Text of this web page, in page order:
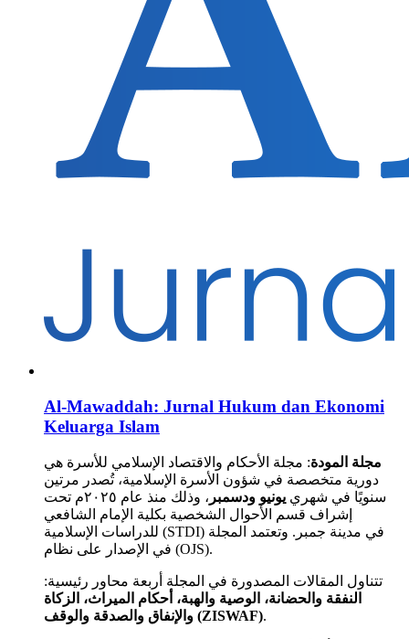
Al-Mawaddah: Jurnal Hukum dan Ekonomi
Keluarga Islam
مجلة المودة: مجلة الأحكام والاقتصاد الإسلامي للأسرة هي
دورية متخصصة في شؤون الأسرة الإسلامية، تُصدر مرتين
سنويًا في شهري يونيو ودسمبر
، وذلك منذ عام ٢٠٢٥م تحت
إشراف قسم الأحوال الشخصية بكلية الإمام الشافعي
للدراسات الإسلامية (STDI) في مدينة جمبر. وتعتمد المجلة
في الإصدار على نظام (OJS).
تتناول المقالات المصدورة في المجلة أربعة محاور رئيسية:
النفقة والحضانة، الوصية والهبة، أحكام الميراث، الزكاة
والإنفاق والصدقة والوقف (ZISWAF).